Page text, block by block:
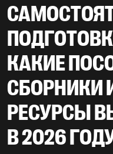
КАКИЕ
СБОРНИКИ
РЕСУРСЫ
В 2026